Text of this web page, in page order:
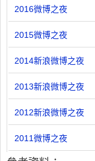
2016微博之夜
2015微博之夜
2014新浪微博之夜
2013新浪微博之夜
2012新浪微博之夜
2011微博之夜